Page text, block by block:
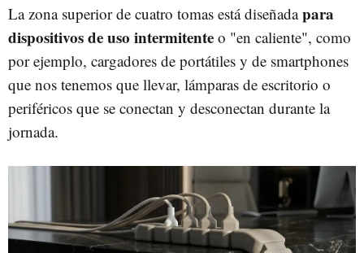
La zona superior de cuatro tomas está diseñadapara
dispositivos de uso intermitente o "en caliente", como
por ejemplo, cargadores de portátiles y de smartphones
que nos tenemos que llevar, lámparas de escritorio o
periféricos que se conectan y desconectan durante la
jornada.